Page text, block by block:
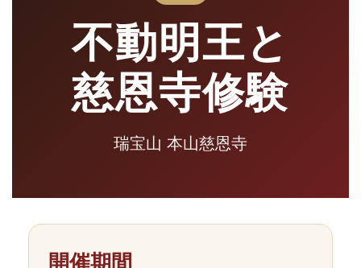
不動明王と
慈恩寺修験
瑞宝山 本山慈恩寺
開催期間